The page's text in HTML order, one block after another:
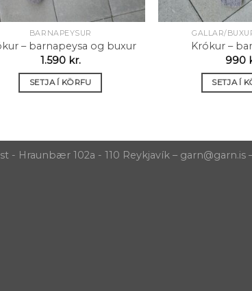
BARNAPEYSUR
– barnapeysa og buxur
1.590 kr.
SETJA Í KÖRFU
GALLAR/
Krókur –
990
SETJA Í
- Hraunbær 102a - 110 Reykjavík – garn@garn.is